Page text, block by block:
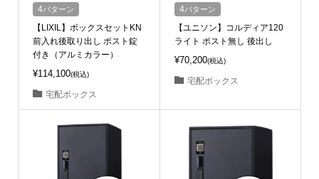
4パターン
【LIXIL】ボックスセットKN
前入れ後取り出し ポスト錠
付き（アルミカラー）
¥114,100(税込)
宅配ボックス
4パターン
【ユニソン】コルディア120
ライト ポスト無し 後出し
¥70,200(税込)
宅配ボックス